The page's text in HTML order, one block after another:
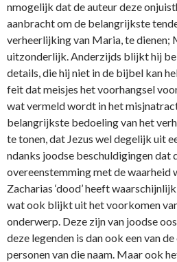
nmogelijk dat de auteur deze
aanbracht om de belangrijkste
verheerlijking van Maria, te dienen;
uitzonderlijk. Anderzijds blijkt hij
details, die hij niet in de bijbel kan
feit dat meisjes het voorhangsel
wat vermeld wordt in het
belangrijkste bedoeling van het
te tonen, dat Jezus wel degelijk uit
ndanks joodse beschuldigingen dat
overeenstemming met de waarheid
Zacharias ‘dood’ heeft
wat ook blijkt uit het voorkomen
o­nderwerp. Deze zijn van joodse
deze legenden is dan ook een van
personen van die naam. Maar ook